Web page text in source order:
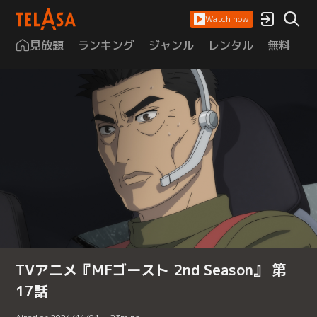
Watch now
見放題 ランキング ジャンル レンタル 無料
TVアニメ『MFゴースト 2nd Season』 第
17話